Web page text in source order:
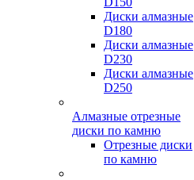
Диски алмазные
D180
Диски алмазные
D230
Диски алмазные
D250
Алмазные отрезные
диски по камню
Отрезные диски
по камню